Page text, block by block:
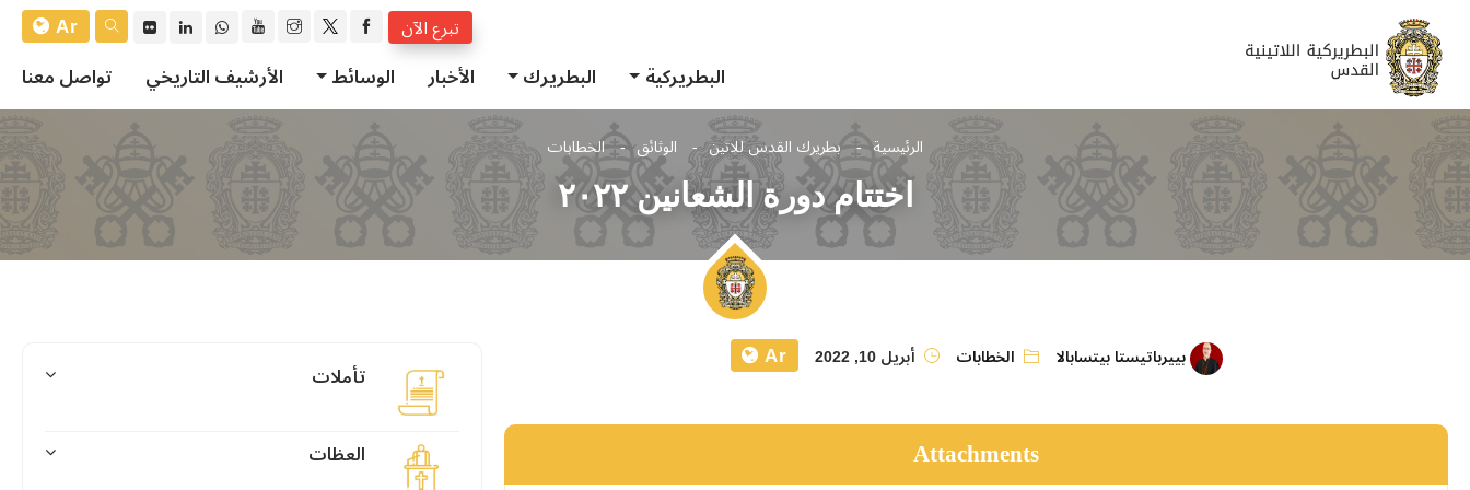
تبرع الآن
Ar
البطريركية
البطريرك الأخبار الوسائط الأرشيف التاريخي تواصل معنا
الرئيسية بطريرك القدس للاتين الوثائق الخطابات
اختتام دورة الشعانين ٢٠٢٢
بييرباتيستا بيتسابالا الخطابات أبريل 10, 2022 Ar
Attachments
تأملات
العظات